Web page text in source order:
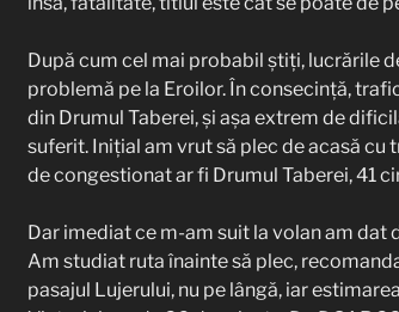
După cum cel mai probabil știți, lucrările
problemă pe la Eroilor. În consecință,
din Drumul Taberei, și așa extrem de
suferit. Inițial am vrut să plec de acasă cu
de congestionat ar fi Drumul Taberei, 41
Dar imediat ce m-am suit la volan am dat
Am studiat ruta înainte să plec,
pasajul Lujerului, nu pe lângă, iar